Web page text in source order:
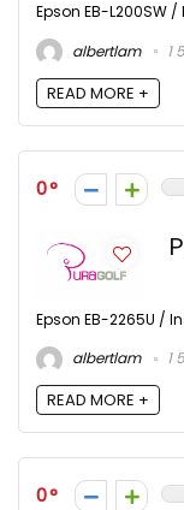
Epson EB-L200SW
albertlam
1
READ MORE +
0
Epson EB-2265U /
albertlam
1
READ MORE +
0